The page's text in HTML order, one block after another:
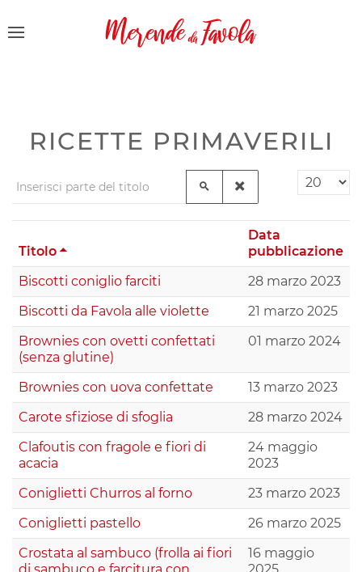
RICETTE PRIMAVERILI
Inserisci parte del titolo
Titolo
Data
pubblicazione
Biscotti coniglio farciti
28 marzo 2023
Biscotti da Favola alle violette
21 marzo 2025
Brownies con ovetti confettati
(senza glutine)
01 marzo 2024
Brownies con uova confettate
13 marzo 2023
Carote sfiziose di sfoglia
28 marzo 2024
Clafoutis con fragole e fiori di
acacia
24 maggio
2023
Coniglietti Churros al forno
23 marzo 2023
Coniglietti pastello
26 marzo 2025
Crostata al sambuco (frolla ai fiori
16 maggio